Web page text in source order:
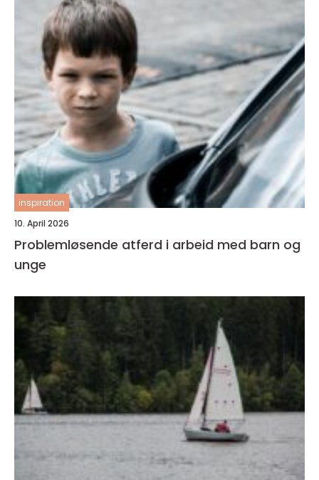
inspiration
10. April 2026
Problemløsende atferd i arbeid med barn og
unge